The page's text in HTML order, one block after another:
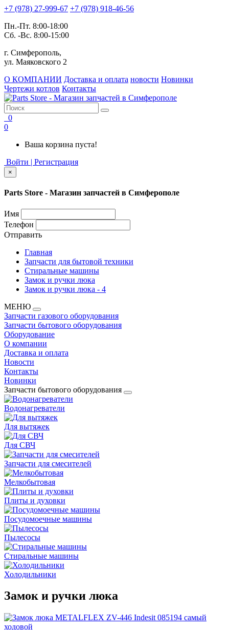
+7 (978) 27-999-67 +7 (978) 918-46-56
Пн.-Пт. 8:00-18:00
Сб. -Вс. 8:00-15:00
г. Симферополь,
ул. Маяковского 2
О КОМПАНИИ Доставка и оплата новости Новинки
Чертежи котлов Контакты
0
0
Ваша корзина пуста!
Войти | Регистрация
×
Parts Store - Магазин запчастей в Симферополе
Имя
Телефон
Отправить
Главная
Запчасти для бытовой техники
Стиральные машины
Замок и ручки люка
Замок и ручки люка - 4
МЕНЮ
Запчасти газового оборудования
Запчасти бытового оборудования
Оборудование
О компании
Доставка и оплата
Новости
Контакты
Новинки
Запчасти бытового оборудования
Водонагреватели
Для вытяжек
Для СВЧ
Запчасти для смесителей
Мелкобытовая
Плиты и духовки
Посудомоечные машины
Пылесосы
Стиральные машины
Холодильники
Замок и ручки люка